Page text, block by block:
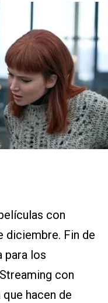
con
diciembre. Fin de
para los
con
hacen de